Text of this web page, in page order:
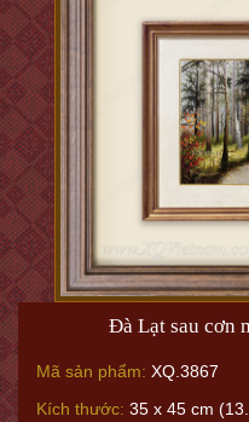
Đà Lạt sau cơn
Mã sản phẩm: XQ.3867
Kích thước: 35 x 45 cm